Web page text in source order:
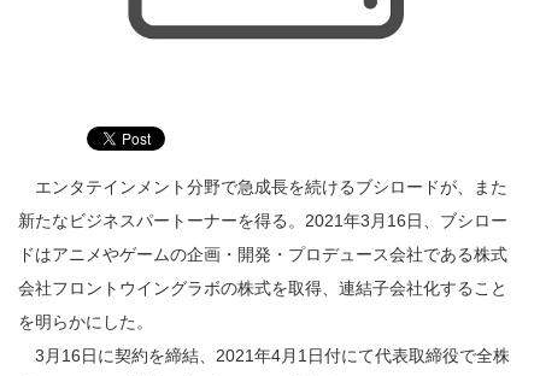
エンタテインメント分野で急成長を続けるブシロードが、また
新たなビジネスパートーナーを得る。2021年3月16日、ブシロー
ドはアニメやゲームの企画・開発・プロデュース会社である株式
会社フロントウイングラボの株式を取得、連結子会社化すること
を明らかにした。
3月16日に契約を締結、2021年4月1日付にて代表取締役で全株